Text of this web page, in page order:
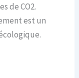
de CO2.
est un